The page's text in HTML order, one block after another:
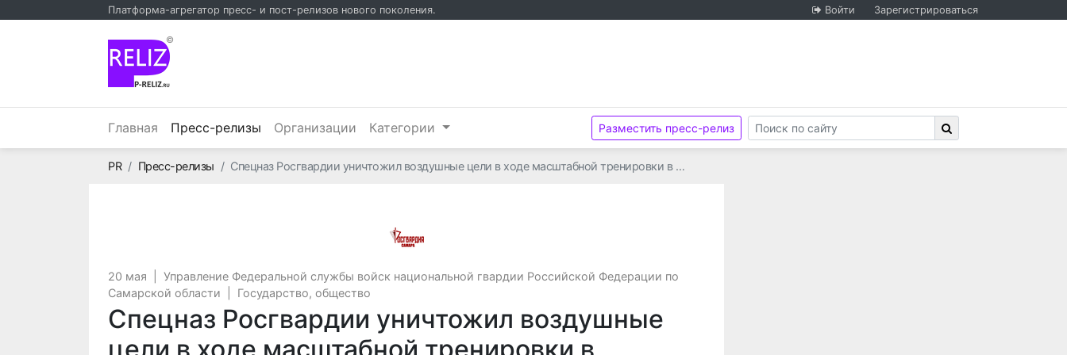
Платформа-агрегатор пресс- и пост-релизов нового поколения. Войти Зарегистрироваться
©
Главная Пресс-релизы (текущий)
Организации Категории Разместить пресс-релиз
PRГлавная
Пресс-релизы Спецназ Росгвардии уничтожил воздушные цели в ходе масштабной тренировки в …
20 мая
Управление Федеральной службы войск национальной гвардии Российской Федерации по
Самарской области
Государство, общество
Спецназ Росгвардии уничтожил воздушные